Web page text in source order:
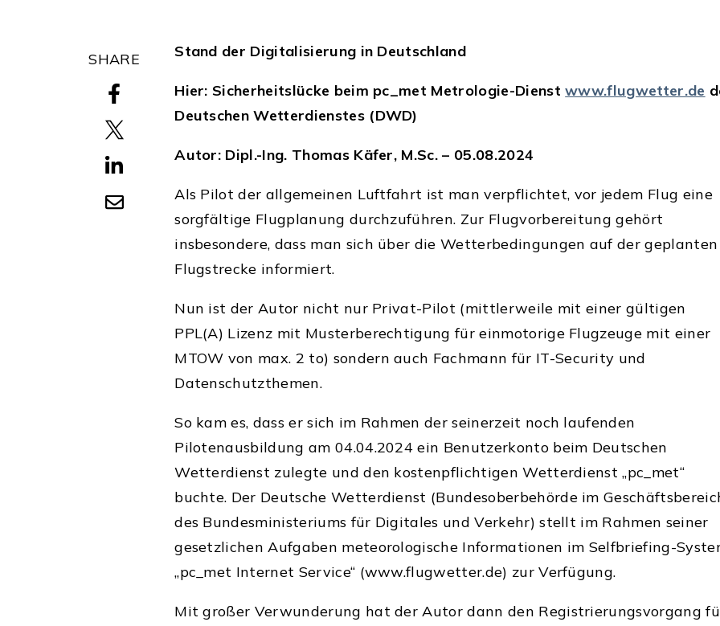
SHARE Stand der Digitalisierung in Deutschland
Hier: Sicherheitslücke beim pc_met Metrologie-Dienstwww.flugwetter.de
Deutschen Wetterdienstes (DWD)
Autor: Dipl.-Ing. Thomas Käfer, M.Sc. – 05.08.2024
Als Pilot der allgemeinen Luftfahrt ist man verpflichtet, vor jedem Flug eine
sorgfältige Flugplanung durchzuführen. Zur Flugvorbereitung gehört
insbesondere, dass man sich über die Wetterbedingungen auf der geplanten
Flugstrecke informiert.
Nun ist der Autor nicht nur Privat-Pilot (mittlerweile mit einer gültigen
PPL(A) Lizenz mit Musterberechtigung für einmotorige Flugzeuge mit einer
MTOW von max. 2 to) sondern auch Fachmann für IT-Security und
Datenschutzthemen.
So kam es, dass er sich im Rahmen der seinerzeit noch laufenden
Pilotenausbildung am 04.04.2024 ein Benutzerkonto beim Deutschen
Wetterdienst zulegte und den kostenpflichtigen Wetterdienst „pc_met“
buchte. Der Deutsche Wetterdienst (Bundesoberbehörde im
des Bundesministeriums für Digitales und Verkehr) stellt im Rahmen seiner
gesetzlichen Aufgaben meteorologische Informationen im Selfbriefing-
„pc_met Internet Service“ (www.flugwetter.de) zur Verfügung.
Mit großer Verwunderung hat der Autor dann den Registrierungsvorgang